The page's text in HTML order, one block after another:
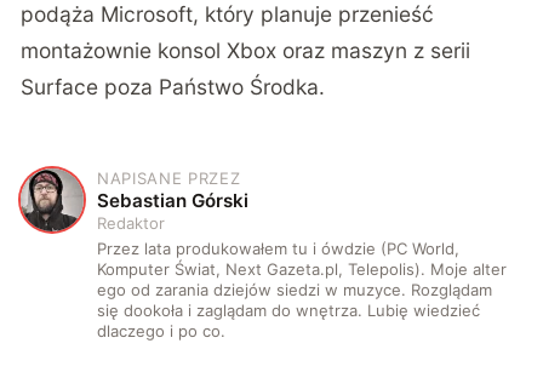
podąża Microsoft, który planuje przenieść
montażownie konsol Xbox oraz maszyn z serii
Surface poza Państwo Środka.
S
NAPISANE PRZEZ
Sebastian Górski
Redaktor
Przez lata produkowałem tu i ówdzie (PC World,
Komputer Świat, Next Gazeta.pl, Telepolis). Moje alter
ego od zarania dziejów siedzi w muzyce. Rozglądam
się dookoła i zaglądam do wnętrza. Lubię wiedzieć
dlaczego i po co.